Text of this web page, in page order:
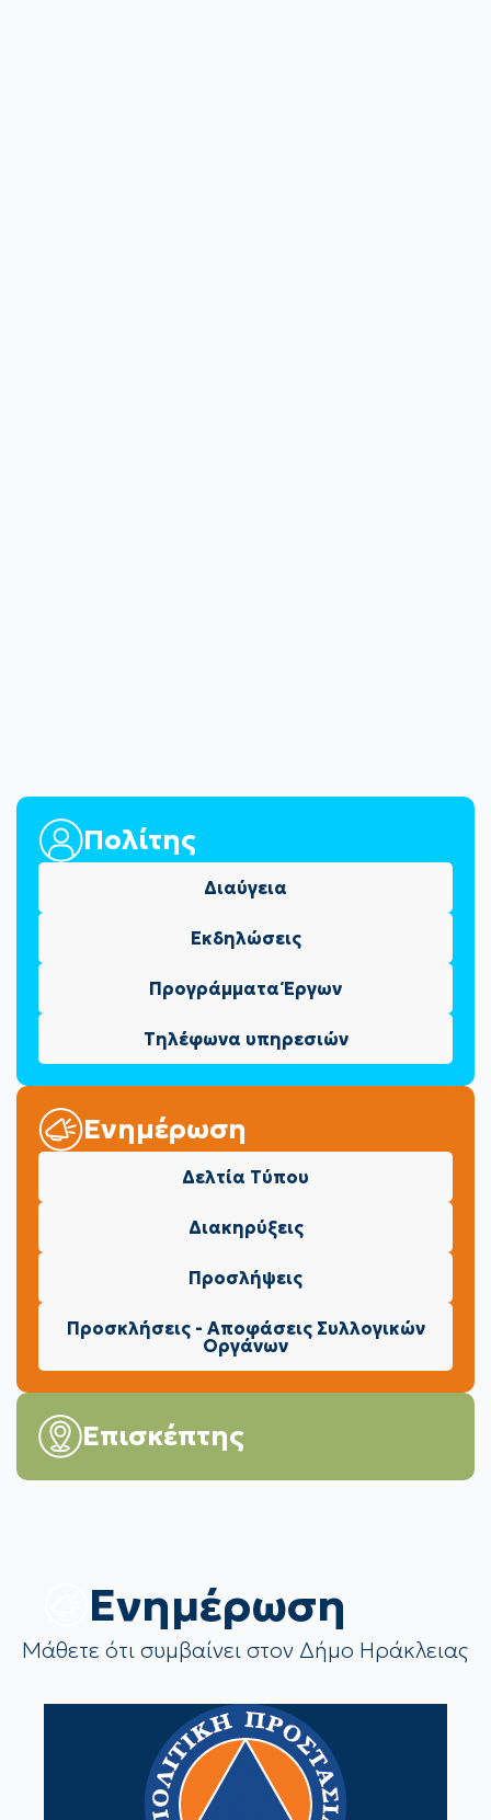
Πολίτης
Διαύγεια
Εκδηλώσεις
Προγράμματα Έργων
Τηλέφωνα υπηρεσιών
Ενημέρωση
Δελτία Τύπου
Διακηρύξεις
Προσλήψεις
Προσκλήσεις - Αποφάσεις Συλλογικών
Οργάνων
Επισκέπτης
Eνημέρωση
Μάθετε ότι συμβαίνει στον Δήμο Ηράκλειας